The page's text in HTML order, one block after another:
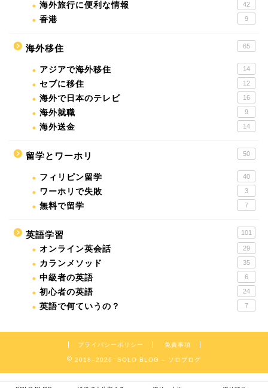
海外旅行に便利な情報 42
香港 9
海外移住 65
アジアで海外移住 14
セブに移住 12
海外で日本のテレビ 16
海外就職 9
海外送金 14
留学とワーホリ 50
フィリピン留学 40
ワーホリで失敗 3
無料で留学 7
英語学習 101
オンライン英会話 29
カランメソッド 35
中級者の英語 6
初心者の英語 24
英語で何ていうの？ 7
プライバシーポリシー 免責事項
2018–2026 SOLO BLOG – ソロブログ